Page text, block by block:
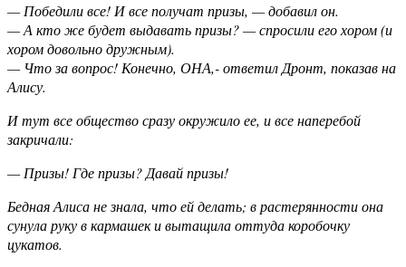
— Победили все! И все получат призы, — добавил он.
— А кто же будет выдавать призы? — спросили его хором (и
хором довольно дружным).
— Что за вопрос! Конечно, ОНА,- ответил Дронт, показав на
Алису.
И тут все общество сразу окружило ее, и все наперебой
закричали:
— Призы! Где призы? Давай призы!
Бедная Алиса не знала, что ей делать; в растерянности она
сунула руку в кармашек и вытащила оттуда коробочку
цукатов.